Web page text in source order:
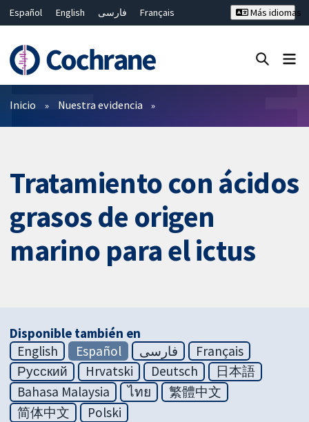
Español English فارسی
Français
Bahasa Malaysia
ไทย 繁體中文
Más idiomas
Filtros
Inicio Nuestra evidencia
Tratamiento con ácidos
grasos de origen
marino para el ictus
Disponible también en
English
Español فارسی
Français
Русский
Hrvatski Deutsch
日本語
Bahasa Malaysia
ไทย
繁體中文
简体中文
Polski